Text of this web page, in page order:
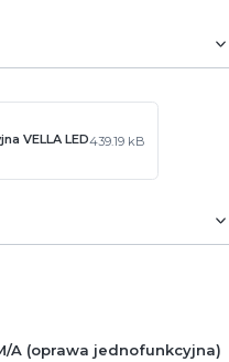
VELLA LED439.19 kB
A (oprawa jednofunkcyjna)